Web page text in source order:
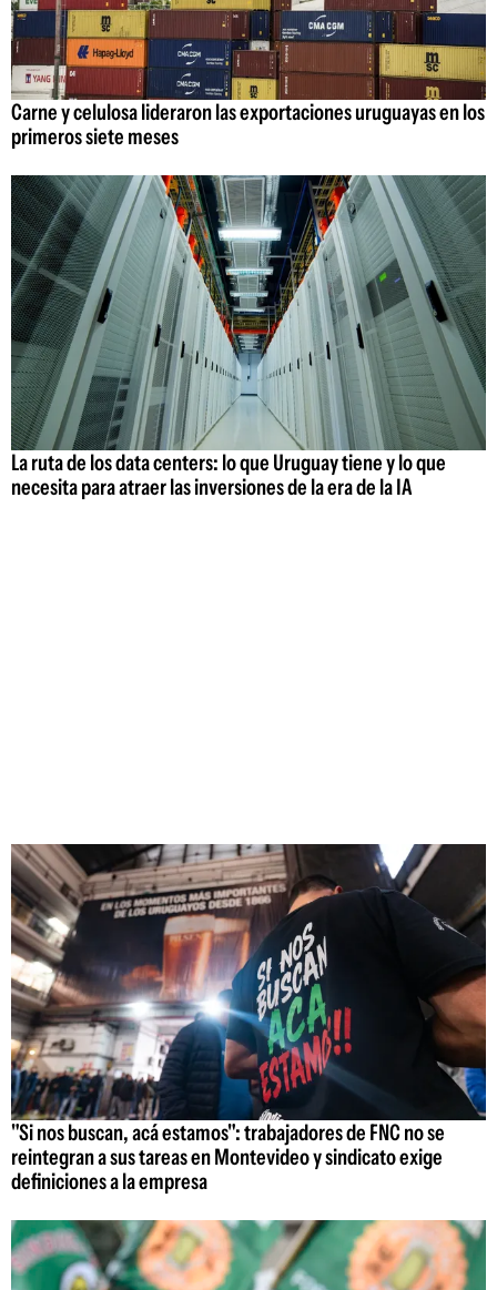
Carne y celulosa lideraron las exportaciones uruguayas en los
primeros siete meses
La ruta de los data centers: lo que Uruguay tiene y lo que
necesita para atraer las inversiones de la era de la IA
"Si nos buscan, acá estamos": trabajadores de FNC no se
reintegran a sus tareas en Montevideo y sindicato exige
definiciones a la empresa